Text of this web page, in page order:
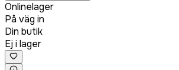
Onlinelager
På väg in
Din butik
Ej i lager